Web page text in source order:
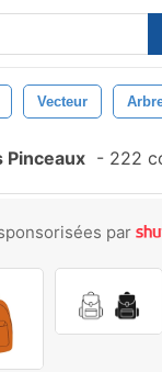
Vecteur
Pinceaux - 222
par